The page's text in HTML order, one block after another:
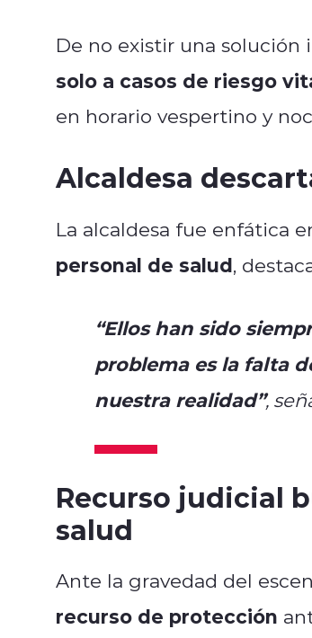
De no existir una
solo a casos de riesgo
en horario vespertino y
Alcaldesa
La alcaldesa fue enfática
personal de salud,
“Ellos han sido
problema es la falta
nuestra realidad”,
Recurso judicial
salud
Ante la gravedad del
recurso de protección